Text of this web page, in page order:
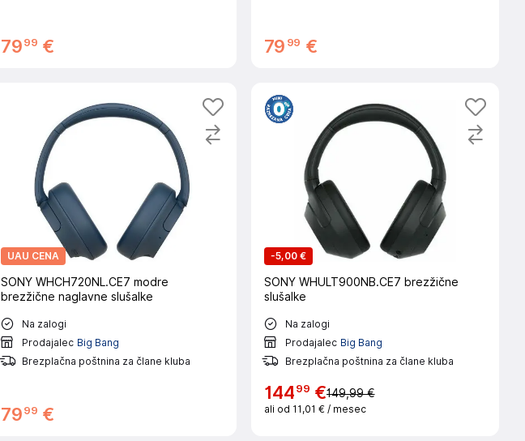
7999 € 79 99 €
UAU CENA
SONY WHCH720NL.CE7 modre
brezžične naglavne slušalke
Na zalogi
Prodajalec Big Bang
Brezplačna poštnina za člane kluba
7999 €
-5,00 €
SONY WHULT900NB.CE7 brezžične
slušalke
Na zalogi
Prodajalec Big Bang
Brezplačna poštnina za člane kluba
14499 €149,99 €
ali od 11,01 € / mesec